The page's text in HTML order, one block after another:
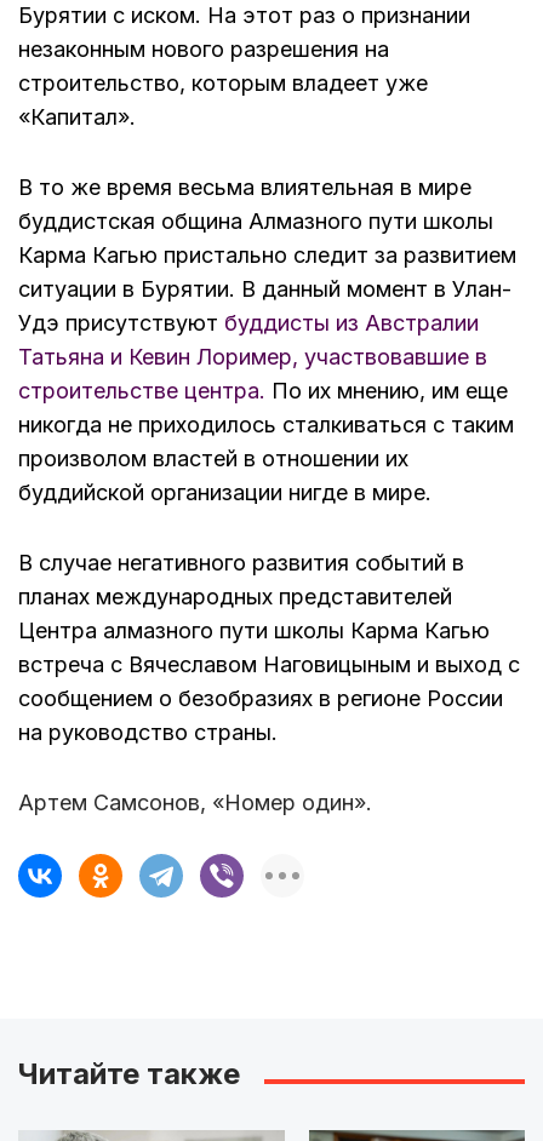
Бурятии с иском. На этот раз о признании
незаконным нового разрешения на
строительство, которым владеет уже
«Капитал».
В то же время весьма влиятельная в мире
буддистская община Алмазного пути школы
Карма Кагью пристально следит за развитием
ситуации в Бурятии. В данный момент в Улан-
Удэ присутствуют буддисты из Австралии
Татьяна и Кевин Лоример, участвовавшие в
строительстве центра. По их мнению, им еще
никогда не приходилось сталкиваться с таким
произволом властей в отношении их
буддийской организации нигде в мире.
В случае негативного развития событий в
планах международных представителей
Центра алмазного пути школы Карма Кагью
встреча с Вячеславом Наговицыным и выход с
сообщением о безобразиях в регионе России
на руководство страны.
Артем Самсонов, «Номер один».
Читайте также